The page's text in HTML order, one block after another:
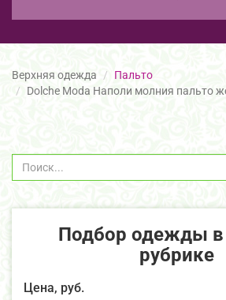
Верхняя одежда
Пальто
Dolche Moda Наполи молния пальто
Подбор одежды в
рубрике
Цена, руб.